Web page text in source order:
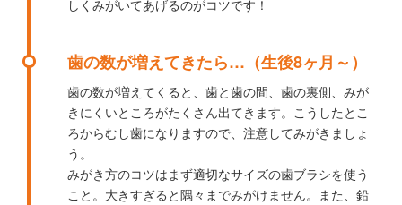
しくみがいてあげるのがコツです！
歯の数が増えてきたら…（生後8ヶ月～）
歯の数が増えてくると、歯と歯の間、歯の裏側、みが
きにくいところがたくさん出てきます。こうしたとこ
ろからむし歯になりますので、注意してみがきましょ
う。
みがき方のコツはまず適切なサイズの歯ブラシを使う
こと。大きすぎると隅々までみがけません。また、鉛